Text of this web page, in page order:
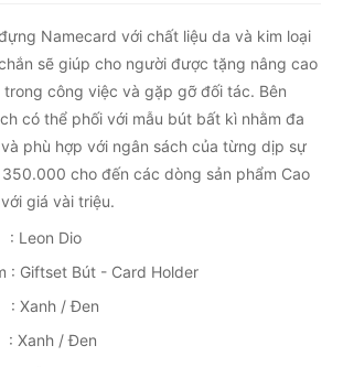
Namecard với chất liệu da và kim loại
sẽ giúp cho người được tặng nâng cao
công việc và gặp gỡ đối tác. Bên
có thể phối với mẫu bút bất kì nhằm đa
phù hợp với ngân sách của từng dịp sự
cho đến các dòng sản phẩm Cao
giá vài triệu.
Leon Dio
: Giftset Bút - Card Holder
Xanh / Đen
/ Đen